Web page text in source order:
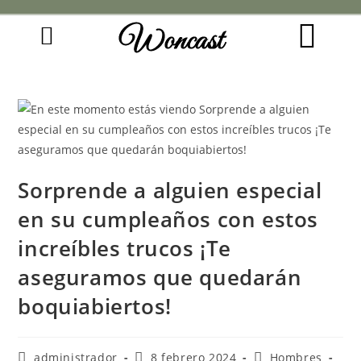
Woncast
Sorprende a alguien especial
en su cumpleaños con estos
increíbles trucos ¡Te
aseguramos que quedarán
boquiabiertos!
administrador 8 febrero 2024
Hombres